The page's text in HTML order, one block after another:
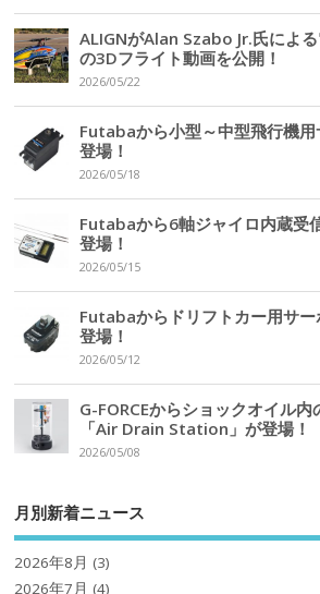
ALIGNがAlan Szabo Jr.氏によ
の3Dフライト動画を公開！
2026/05/22
Futabaから小型～中型飛行機
登場！
2026/05/18
Futabaから6軸ジャイロ内蔵受
登場！
2026/05/15
Futabaからドリフトカー用サ
登場！
2026/05/12
G-FORCEからショックオイル
「Air Drain Station」が登場！
2026/05/08
月別新着ニュース
2026年8月 (3)
2026年7月 (4)